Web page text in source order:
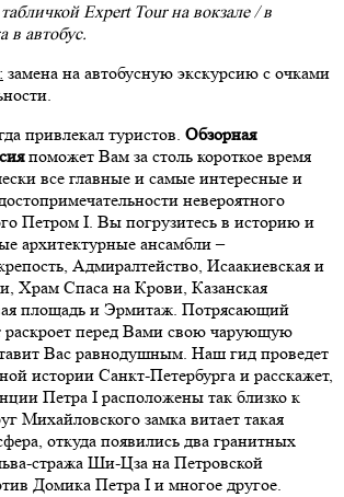
Expert Tour на вокзале / в
в автобус.
замена на автобусную экскурсию с очками
привлекал туристов. Обзорная
поможет Вам за столь короткое время
все главные и самые интересные и
невероятного
Петром I. Вы погрузитесь в историю и
архитектурные ансамбли –
Адмиралтейство, Исаакиевская и
Храм Спаса на Крови, Казанская
площадь и Эрмитаж. Потрясающий
раскроет перед Вами свою чарующую
Вас равнодушным. Наш гид проведет
истории Санкт-Петербурга и расскажет,
Петра I расположены так близко к
Михайловского замка витает такая
откуда появились два гранитных
стража Ши-Цза на Петровской
Домика Петра I и многое другое.